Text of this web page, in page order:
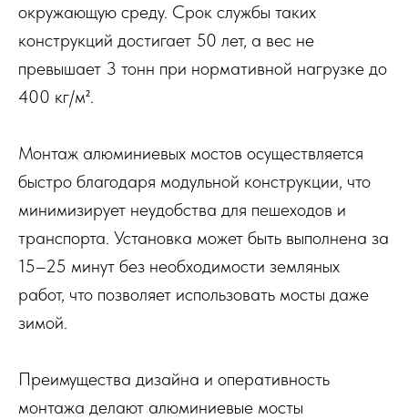
окружающую среду. Срок службы таких
конструкций достигает 50 лет, а вес не
превышает 3 тонн при нормативной нагрузке до
400 кг/м².
Монтаж алюминиевых мостов осуществляется
быстро благодаря модульной конструкции, что
минимизирует неудобства для пешеходов и
транспорта. Установка может быть выполнена за
15–25 минут без необходимости земляных
работ, что позволяет использовать мосты даже
зимой.
Преимущества дизайна и оперативность
монтажа делают алюминиевые мосты